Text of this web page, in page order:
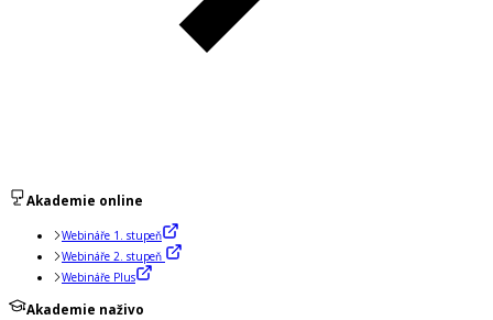
Akademie online
Webináře 1. stupeň
Webináře 2. stupeň
Webináře Plus
Akademie naživo